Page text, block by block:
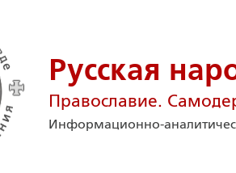
Русская
Православие.
Информационно-